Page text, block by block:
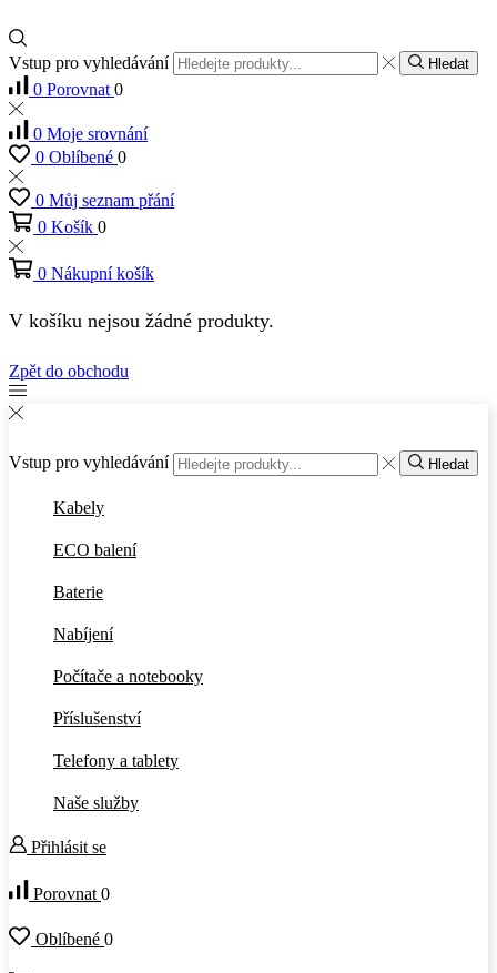
Vstup pro vyhledávání Hledat
0 Porovnat 0
0 Moje srovnání
0 Oblíbené 0
0 Můj seznam přání
0 Košík 0
0 Nákupní košík
V košíku nejsou žádné produkty.
Zpět do obchodu
Vstup pro vyhledávání Hledat
Kabely
ECO balení
Baterie
Nabíjení
Počítače a notebooky
Příslušenství
Telefony a tablety
Naše služby
Přihlásit se
Porovnat 0
Oblíbené 0